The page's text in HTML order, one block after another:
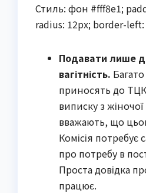
Стиль: фон #fff8e1;
radius: 12px; border-
Подавати лише
вагітність. Багато
приносять до
виписку з жіночої
вважають, що
Комісія потребує
про потребу в
Проста довідка
працює.